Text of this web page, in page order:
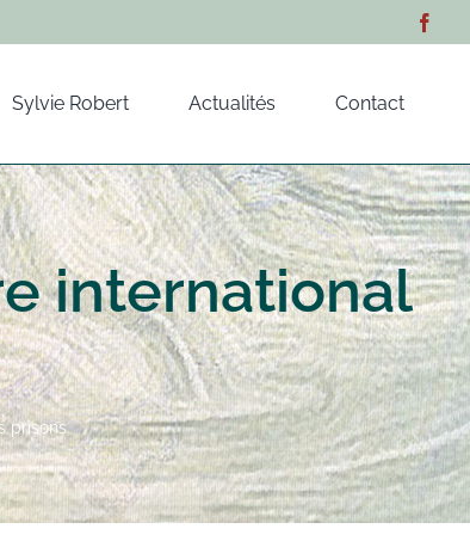
Sylvie Robert Actualités Contact
international
prisons